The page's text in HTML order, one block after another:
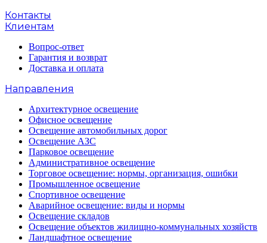
Контакты
Клиентам
Вопрос-ответ
Гарантия и возврат
Доставка и оплата
Направления
Архитектурное освещение
Офисное освещение
Освещение автомобильных дорог
Освещение АЗС
Парковое освещение
Административное освещение
Торговое освещение: нормы, организация, ошибки
Промышленное освещение
Спортивное освещение
Аварийное освещение: виды и нормы
Освещение складов
Освещение объектов жилищно-коммунальных хозяйств
Ландшафтное освещение